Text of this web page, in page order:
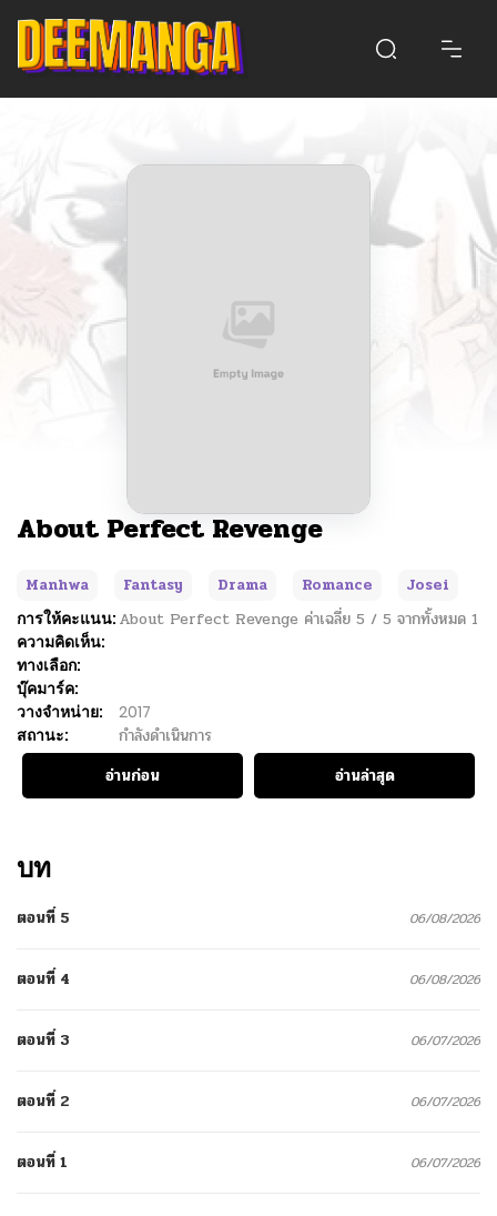
About Perfect Revenge
Manhwa Fantasy Drama Romance
Josei
การให้คะแนน: About Perfect Revenge ค่าเฉลี่ย 5 / 5 จากทั้งหมด 1
ความคิดเห็น:
ทางเลือก:
บุ๊คมาร์ค:
วางจำหน่าย:
2017
สถานะ:
กำลังดำเนินการ
อ่านก่อน
อ่านล่าสุด
บท
ตอนที่ 5 06/08/2026
ตอนที่ 4 06/08/2026
ตอนที่ 3 06/07/2026
ตอนที่ 2 06/07/2026
ตอนที่ 1 06/07/2026